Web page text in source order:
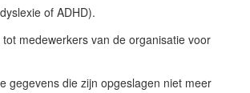
of ADHD).
medewerkers van de organisatie voor
gegevens die zijn opgeslagen niet meer